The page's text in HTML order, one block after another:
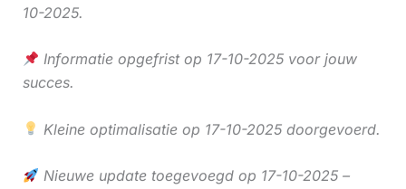
10-2025.
Informatie opgefrist op 17-10-2025 voor jouw
succes.
Kleine optimalisatie op 17-10-2025 doorgevoerd.
Nieuwe update toegevoegd op 17-10-2025 –